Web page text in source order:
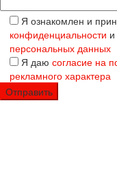
Я ознакомлен и
конфиденциальности
персональных данных
Я даю согласие на
рекламного характера